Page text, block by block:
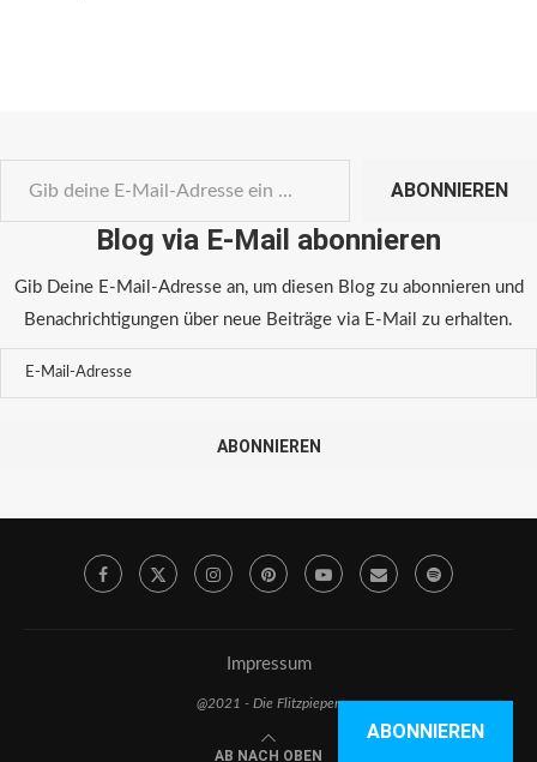
ABONNIEREN
Blog via E-Mail abonnieren
Gib Deine E-Mail-Adresse an, um diesen Blog zu abonnieren und
Benachrichtigungen über neue Beiträge via E-Mail zu erhalten.
ABONNIEREN
Impressum
@2021 - Die Flitzpiepen
AB NACH OBEN
ABONNIEREN